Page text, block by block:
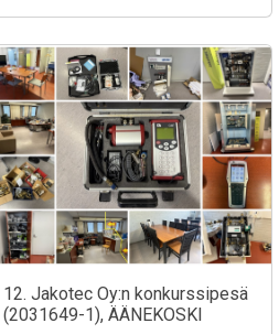
12. Jakotec Oy:n konkurssipesä
(2031649-1), ÄÄNEKOSKI